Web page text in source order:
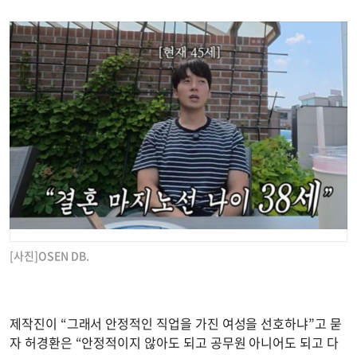
[사진]OSEN DB.
제작진이 “그래서 안정적인 직업을 가진 여성을 선호하냐”고 묻
자 허경환은 “안정적이지 않아도 되고 공무원 아니어도 되고 다